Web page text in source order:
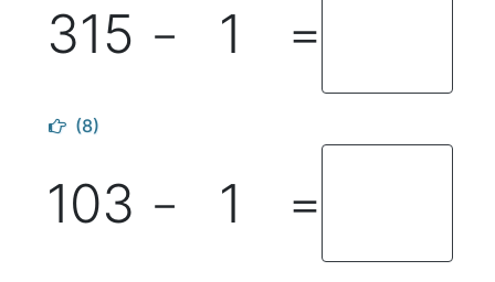
315 － 1 ＝
(8)
103 － 1 ＝